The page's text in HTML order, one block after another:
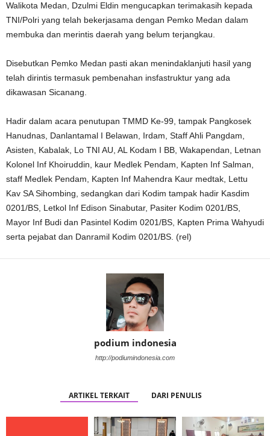
Walikota Medan, Dzulmi Eldin mengucapkan terimakasih kepada
TNI/Polri yang telah bekerjasama dengan Pemko Medan dalam
membuka dan merintis daerah yang belum terjangkau.
Disebutkan Pemko Medan pasti akan menindaklanjuti hasil yang
telah dirintis termasuk pembenahan insfastruktur yang ada
dikawasan Sicanang.
Hadir dalam acara penutupan TMMD Ke-99, tampak Pangkosek
Hanudnas, Danlantamal I Belawan, Irdam, Staff Ahli Pangdam,
Asisten, Kabalak, Lo TNI AU, AL Kodam I BB, Wakapendan, Letnan
Kolonel Inf Khoiruddin, kaur Medlek Pendam, Kapten Inf Salman,
staff Medlek Pendam, Kapten Inf Mahendra Kaur medtak, Lettu
Kav SA Sihombing, sedangkan dari Kodim tampak hadir Kasdim
0201/BS, Letkol Inf Edison Sinabutar, Pasiter Kodim 0201/BS,
Mayor Inf Budi dan Pasintel Kodim 0201/BS, Kapten Prima Wahyudi
serta pejabat dan Danramil Kodim 0201/BS. (rel)
podium indonesia
http://podiumindonesia.com
ARTIKEL TERKAIT DARI PENULIS